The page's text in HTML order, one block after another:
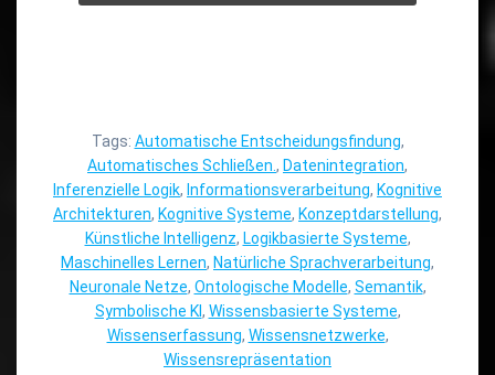
Tags: Automatische Entscheidungsfindung,
Automatisches Schließen. , Datenintegration,
Inferenzielle Logik, Informationsverarbeitung, Kognitive
Architekturen, Kognitive Systeme, Konzeptdarstellung,
Künstliche Intelligenz, Logikbasierte Systeme,
Maschinelles Lernen, Natürliche Sprachverarbeitung,
Neuronale Netze, Ontologische Modelle, Semantik,
Symbolische KI, Wissensbasierte Systeme,
Wissenserfassung, Wissensnetzwerke,
Wissensrepräsentation